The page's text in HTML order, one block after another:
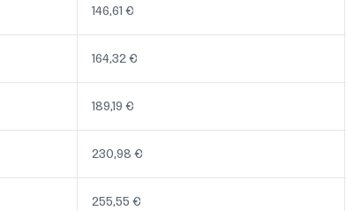
146,61 €
164,32 €
189,19 €
230,98 €
255,55 €